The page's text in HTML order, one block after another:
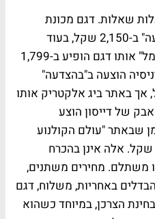
שאלות. דגם מכונת
כביסה של בוש הוצע ב"בהצדעה" ב-2,150 שקל, בעוד
שבאתר "עולם הקולנוע והחשמל" אותו דגם הופיע ב-1,799
הוצעה ב"בהצדעה"
במקום 399 שקל, אך באתר ביג אלקטריק אותו
שואב אבק של דייסון הוצע
שקל, בזמן שבאתר "עולם הקולנוע
והחשמל" הוא הופיע ב-1,399 שקל. אלה אינן בהכרח
משתלם. מחירים משתנים,
באחריות, משלוח, דגם
הצרכן, במיוחד כשהוא